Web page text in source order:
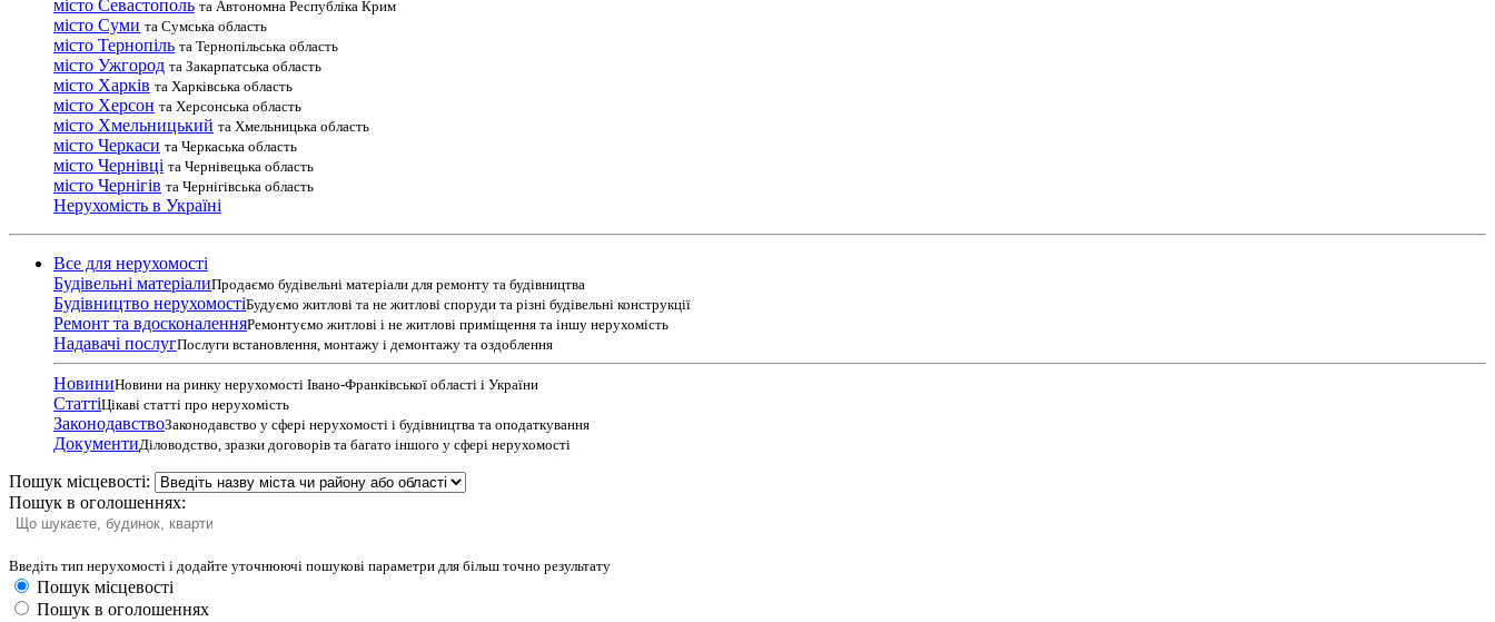
місто Севастополь та Автономна Республіка Крим
місто Суми та Сумська область
місто Тернопіль та Тернопільська область
місто Ужгород та Закарпатська область
місто Харків та Харківська область
місто Херсон та Херсонська область
місто Хмельницький та Хмельницька область
місто Черкаси та Черкаська область
місто Чернівці та Чернівецька область
місто Чернігів та Чернігівська область
Нерухомість в Україні
Все для нерухомості
Будівельні матеріалиПродаємо будівельні матеріали для ремонту та будівництва
Будівництво нерухомостіБудуємо житлові та не житлові споруди та різні будівельні конструкції
Ремонт та вдосконаленняРемонтуємо житлові і не житлові приміщення та іншу нерухомість
Надавачі послугПослуги встановлення, монтажу і демонтажу та оздоблення
НовиниНовини на ринку нерухомості Івано-Франківської області і України
СтаттіЦікаві статті про нерухомість
ЗаконодавствоЗаконодавство у сфері нерухомості і будівництва та оподаткування
ДокументиДіловодство, зразки договорів та багато іншого у сфері нерухомості
Пошук місцевості:
Пошук в оголошеннях:
Введіть тип нерухомості і додайте уточнюючі пошукові параметри для більш точно результату
Пошук місцевості
Пошук в оголошеннях